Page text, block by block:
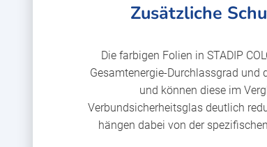
Zusätzliche
Die farbigen Folien in STADIP
Gesamtenergie-Durchlassgrad
und können diese im
Verbundsicherheitsglas deutlich
hängen dabei von der